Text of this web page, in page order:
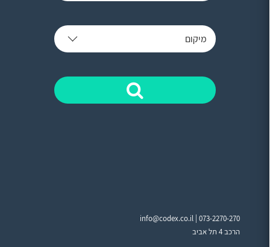
מיקום
info@codex.co.il |073-2270-270
הרכב 4 תל אביב